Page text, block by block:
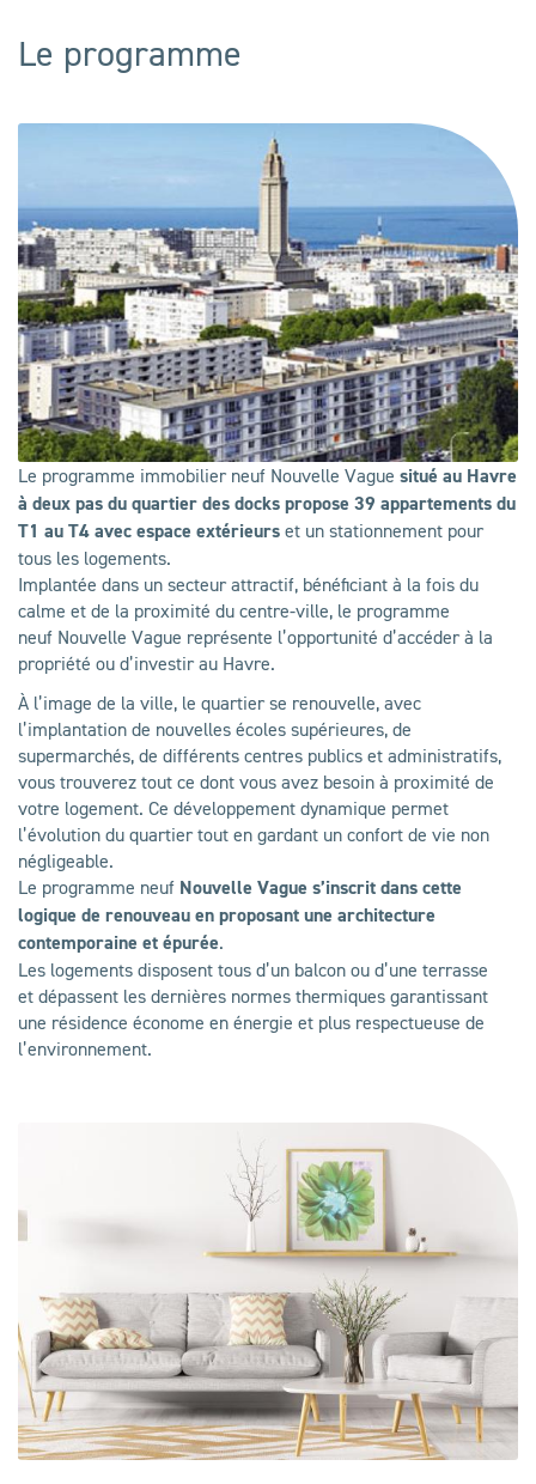
Le programme
Le programme immobilier neuf Nouvelle Vague situé au Havre
à deux pas du quartier des docks propose 39 appartements du
T1 au T4 avec espace extérieurs et un stationnement pour
tous les logements.
Implantée dans un secteur attractif, bénéficiant à la fois du
calme et de la proximité du centre-ville, le programme
neuf Nouvelle Vague représente l’opportunité d’accéder à la
propriété ou d’investir au Havre.
À l’image de la ville, le quartier se renouvelle, avec
l’implantation de nouvelles écoles supérieures, de
supermarchés, de différents centres publics et administratifs,
vous trouverez tout ce dont vous avez besoin à proximité de
votre logement. Ce développement dynamique permet
l’évolution du quartier tout en gardant un confort de vie non
négligeable.
Le programme neuf Nouvelle Vague s’inscrit dans cette
logique de renouveau en proposant une architecture
contemporaine et épurée.
Les logements disposent tous d’un balcon ou d’une terrasse
et dépassent les dernières normes thermiques garantissant
une résidence économe en énergie et plus respectueuse de
l’environnement.